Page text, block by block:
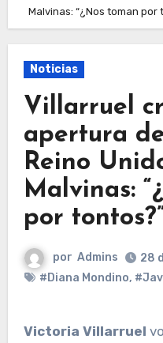
Malvinas: “¿Nos toman por
Noticias
Villarruel
apertura
Reino
Malvinas:
por tontos?”
por Admins
28
#Diana Mondino,
Victoria Villarruel